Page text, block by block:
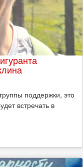
поддержки, это
встречать в